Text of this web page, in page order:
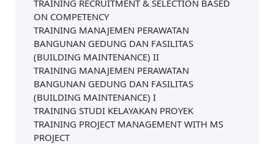
TRAINING RECRUITMENT & SELECTION BASED
ON COMPETENCY
TRAINING MANAJEMEN PERAWATAN
BANGUNAN GEDUNG DAN FASILITAS
(BUILDING MAINTENANCE) II
TRAINING MANAJEMEN PERAWATAN
BANGUNAN GEDUNG DAN FASILITAS
(BUILDING MAINTENANCE) I
TRAINING STUDI KELAYAKAN PROYEK
TRAINING PROJECT MANAGEMENT WITH MS
PROJECT